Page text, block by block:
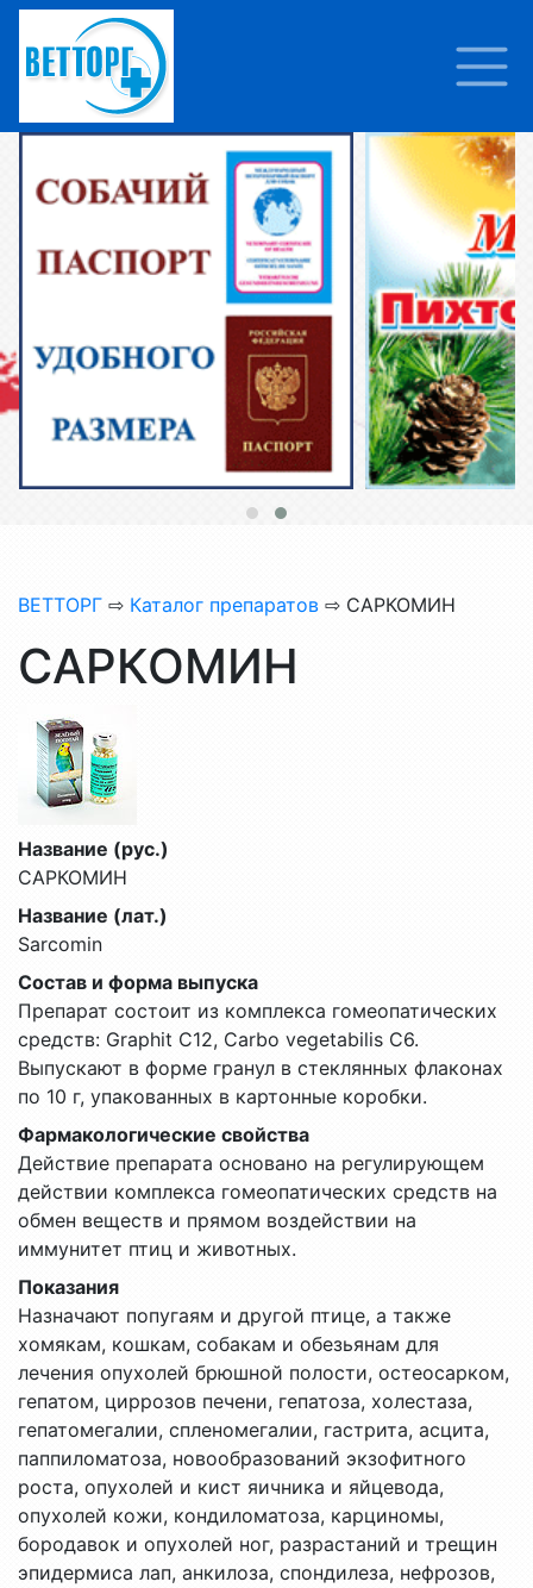
ВЕТТОРГ ⇨ Каталог препаратов ⇨ САРКОМИН
САРКОМИН
Название (рус.)
САРКОМИН
Название (лат.)
Sarcomin
Состав и форма выпуска
Препарат состоит из комплекса гомеопатических
средств: Graphit C12, Carbo vegetabilis C6.
Выпускают в форме гранул в стеклянных флаконах
по 10 г, упакованных в картонные коробки.
Фармакологические свойства
Действие препарата основано на регулирующем
действии комплекса гомеопатических средств на
обмен веществ и прямом воздействии на
иммунитет птиц и животных.
Показания
Назначают попугаям и другой птице, а также
хомякам, кошкам, собакам и обезьянам для
лечения опухолей брюшной полости, остеосарком,
гепатом, циррозов печени, гепатоза, холестаза,
гепатомегалии, спленомегалии, гастрита, асцита,
паппиломатоза, новообразований экзофитного
роста, опухолей и кист яичника и яйцевода,
опухолей кожи, кондиломатоза, карциномы,
бородавок и опухолей ног, разрастаний и трещин
эпидермиса лап, анкилоза, спондилеза, нефрозов,